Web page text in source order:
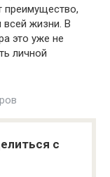
преимущество,
всей жизни. В
это уже не
личной
с